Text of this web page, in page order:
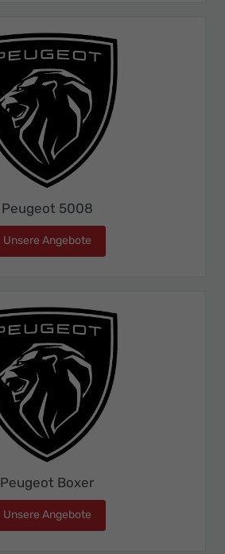
Peugeot 5008
Unsere Angebote
Peugeot Boxer
Unsere Angebote